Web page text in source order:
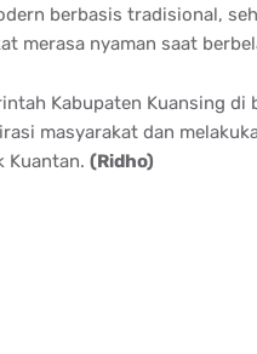
berbasis tradisional,
merasa nyaman saat
Kabupaten Kuansing
masyarakat dan
Kuantan. (Ridho)